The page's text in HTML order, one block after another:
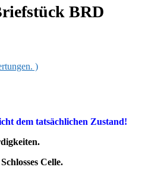
BRD
)
dem tatsächlichen Zustand!
Celle.